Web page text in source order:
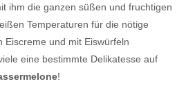
ihm die ganzen süßen und fruchtigen
Temperaturen für die nötige
Eiscreme und mit Eiswürfeln
eine bestimmte Delikatesse auf
!